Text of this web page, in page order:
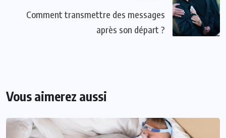
Comment transmettre des messages
après son départ ?
Vous aimerez aussi